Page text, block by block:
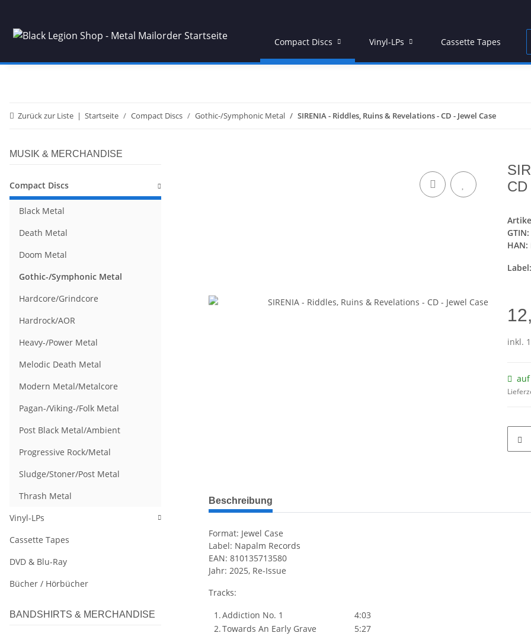
Compact Discs Vinyl-LPs Cassette Tapes
Zurück zur Liste Startseite Compact Discs Gothic-/Symphonic Metal SIRENIA - Riddles, Ruins & Revelations - CD - Jewel Case
GTIN:
HAN:
Label:
inkl.
weitere Registerkarten anzeigen
Beschreibung
Format: Jewel Case
Label: Napalm Records
EAN: 810135713580
Jahr: 2025, Re-Issue
Tracks:
1.Addiction No. 1
4:03
2.Towards An Early Grave
5:27
MUSIK & MERCHANDISE
Compact Discs
Black Metal
Death Metal
Doom Metal
Gothic-/Symphonic Metal
Hardcore/Grindcore
Hardrock/AOR
Heavy-/Power Metal
Melodic Death Metal
Modern Metal/Metalcore
Pagan-/Viking-/Folk Metal
Post Black Metal/Ambient
Progressive Rock/Metal
Sludge/Stoner/Post Metal
Thrash Metal
Vinyl-LPs
Cassette Tapes
DVD & Blu-Ray
Bücher / Hörbücher
BANDSHIRTS & MERCHANDISE